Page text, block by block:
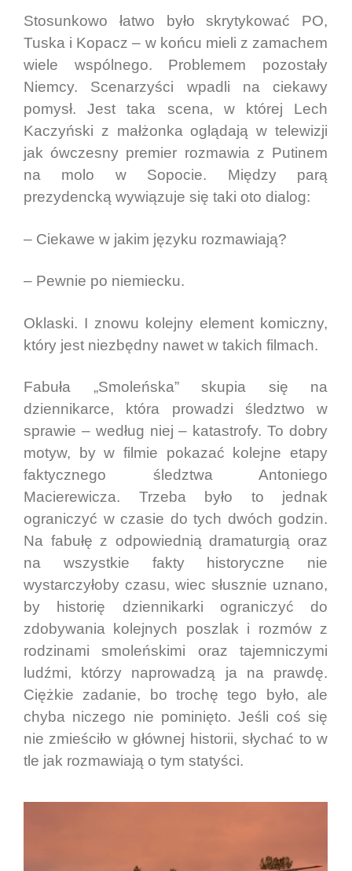
Stosunkowo łatwo było skrytykować PO,
Tuska i Kopacz – w końcu mieli z zamachem
wiele wspólnego. Problemem pozostały
Niemcy. Scenarzyści wpadli na ciekawy
pomysł. Jest taka scena, w której Lech
Kaczyński z małżonka oglądają w telewizji
jak ówczesny premier rozmawia z Putinem
na molo w Sopocie. Między parą
prezydencką wywiązuje się taki oto dialog:
– Ciekawe w jakim języku rozmawiają?
– Pewnie po niemiecku.
Oklaski. I znowu kolejny element komiczny,
który jest niezbędny nawet w takich filmach.
Fabuła „Smoleńska” skupia się na
dziennikarce, która prowadzi śledztwo w
sprawie – według niej – katastrofy. To dobry
motyw, by w filmie pokazać kolejne etapy
faktycznego śledztwa Antoniego
Macierewicza. Trzeba było to jednak
ograniczyć w czasie do tych dwóch godzin.
Na fabułę z odpowiednią dramaturgią oraz
na wszystkie fakty historyczne nie
wystarczyłoby czasu, wiec słusznie uznano,
by historię dziennikarki ograniczyć do
zdobywania kolejnych poszlak i rozmów z
rodzinami smoleńskimi oraz tajemniczymi
ludźmi, którzy naprowadzą ja na prawdę.
Ciężkie zadanie, bo trochę tego było, ale
chyba niczego nie pominięto. Jeśli coś się
nie zmieściło w głównej historii, słychać to w
tle jak rozmawiają o tym statyści.